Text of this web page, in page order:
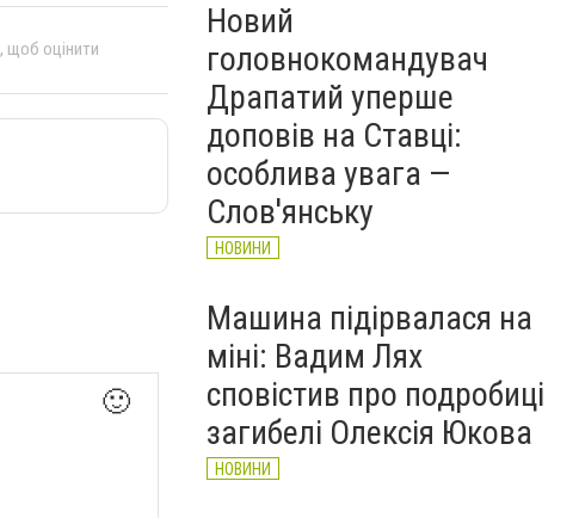
, щоб оцінити
🙂
Новий
головнокомандувач
Драпатий уперше
доповів на Ставці:
особлива увага —
Слов'янську
НОВИНИ
Машина підірвалася на
міні: Вадим Лях
сповістив про подробиці
загибелі Олексія Юкова
НОВИНИ